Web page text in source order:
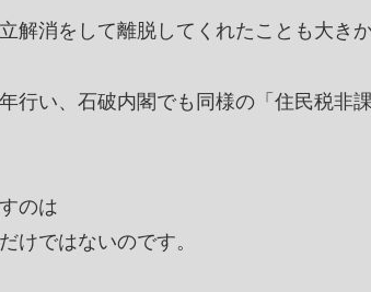
解消をして離脱してくれたことも大き
行い、石破内閣でも同様の「住民税非
のは
けではないのです。